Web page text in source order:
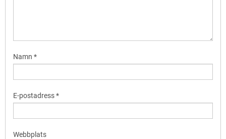
Namn *
E-postadress*
Webbplats